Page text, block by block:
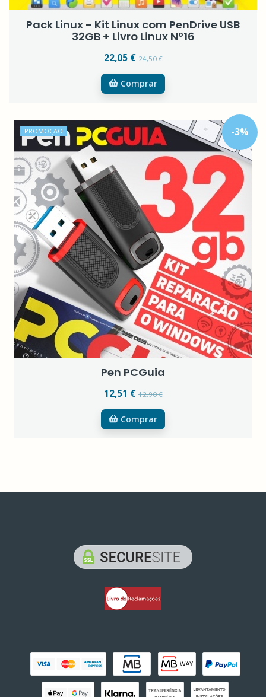
Pack Linux - Kit Linux com PenDrive USB
32GB + Livro Linux Nº16
22,05 €24,50 €
Comprar
-3%
PROMOÇÃO
Pen PCGuia
12,51 €12,90 €
Comprar